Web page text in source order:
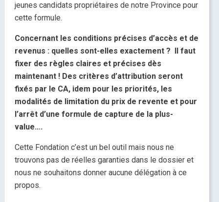
jeunes candidats propriétaires de notre Province pour
cette formule.
Concernant les conditions précises d’accès et de
revenus : quelles sont-elles exactement ? Il faut
fixer des règles claires et précises dès
maintenant ! Des critères d’attribution seront
fixés par le CA, idem pour les priorités, les
modalités de limitation du prix de revente et pour
l’arrêt d’une formule de capture de la plus-
value….
Cette Fondation c’est un bel outil mais nous ne
trouvons pas de réelles garanties dans le dossier et
nous ne souhaitons donner aucune délégation à ce
propos.